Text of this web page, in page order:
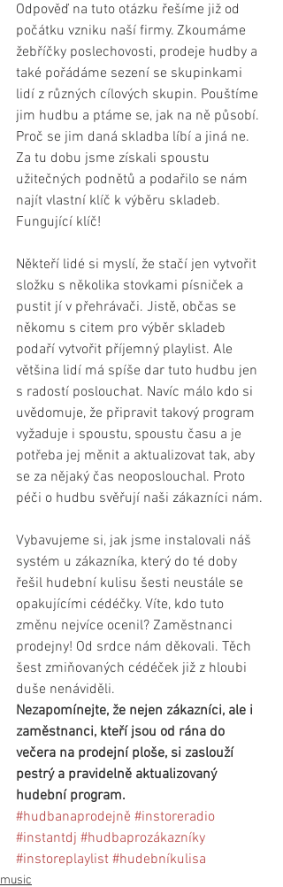
Odpověď na tuto otázku řešíme již od
počátku vzniku naší firmy. Zkoumáme
žebříčky poslechovosti, prodeje hudby a
také pořádáme sezení se skupinkami
lidí z různých cílových skupin. Pouštíme
jim hudbu a ptáme se, jak na ně působí.
Proč se jim daná skladba líbí a jiná ne.
Za tu dobu jsme získali spoustu
užitečných podnětů a podařilo se nám
najít vlastní klíč k výběru skladeb.
Fungující klíč!
Někteří lidé si myslí, že stačí jen vytvořit
složku s několika stovkami písniček a
pustit jí v přehrávači. Jistě, občas se
někomu s citem pro výběr skladeb
podaří vytvořit příjemný playlist. Ale
většina lidí má spíše dar tuto hudbu jen
s radostí poslouchat. Navíc málo kdo si
uvědomuje, že připravit takový program
vyžaduje i spoustu, spoustu času a je
potřeba jej měnit a aktualizovat tak, aby
se za nějaký čas neoposlouchal. Proto
péči o hudbu svěřují naši zákazníci nám.
Vybavujeme si, jak jsme instalovali náš
systém u zákazníka, který do té doby
řešil hudební kulisu šesti neustále se
opakujícími cédéčky. Víte, kdo tuto
změnu nejvíce ocenil? Zaměstnanci
prodejny! Od srdce nám děkovali. Těch
šest zmiňovaných cédéček již z hloubi
duše nenáviděli.
Nezapomínejte, že nejen zákazníci, ale i
zaměstnanci, kteří jsou od rána do
večera na prodejní ploše, si zaslouží
pestrý a pravidelně aktualizovaný
hudební program.
#hudbanaprodejně #instoreradio
#instantdj #hudbaprozákazníky
#instoreplaylist #hudebníkulisa
music